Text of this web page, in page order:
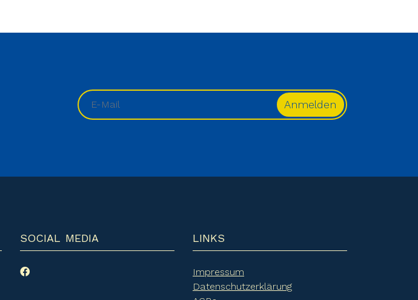
SOCIAL MEDIA LINKS
Impressum
Datenschutzerklärung